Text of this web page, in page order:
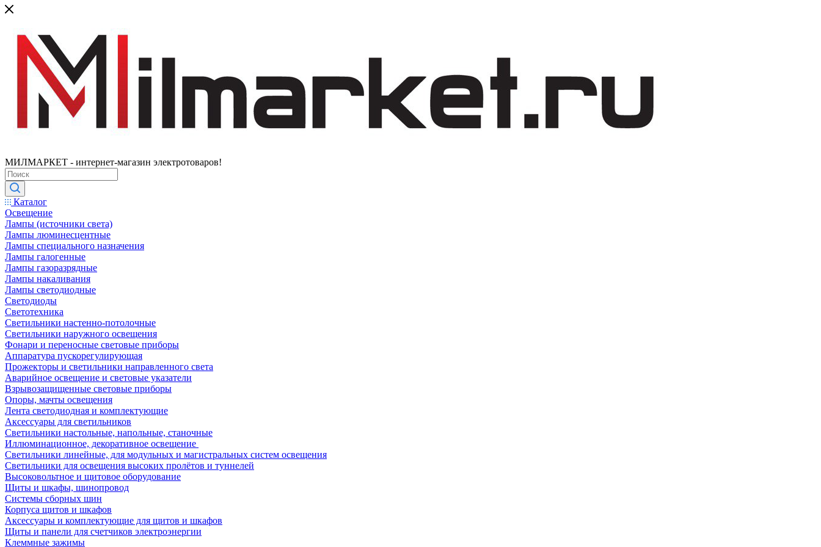
МИЛМАРКЕТ - интернет-магазин электротоваров!
Каталог
Освещение
Лампы (источники света)
Лампы люминесцентные
Лампы специального назначения
Лампы галогенные
Лампы газоразрядные
Лампы накаливания
Лампы светодиодные
Светодиоды
Светотехника
Светильники настенно-потолочные
Светильники наружного освещения
Фонари и переносные световые приборы
Аппаратура пускорегулирующая
Прожекторы и светильники направленного света
Аварийное освещение и световые указатели
Взрывозащищенные световые приборы
Опоры, мачты освещения
Лента светодиодная и комплектующие
Аксессуары для светильников
Светильники настольные, напольные, станочные
Иллюминационное, декоративное освещение
Светильники линейные, для модульных и магистральных систем освещения
Светильники для освещения высоких пролётов и туннелей
Высоковольтное и щитовое оборудование
Щиты и шкафы, шинопровод
Системы сборных шин
Корпуса щитов и шкафов
Аксессуары и комплектующие для щитов и шкафов
Щиты и панели для счетчиков электроэнергии
Клеммные зажимы